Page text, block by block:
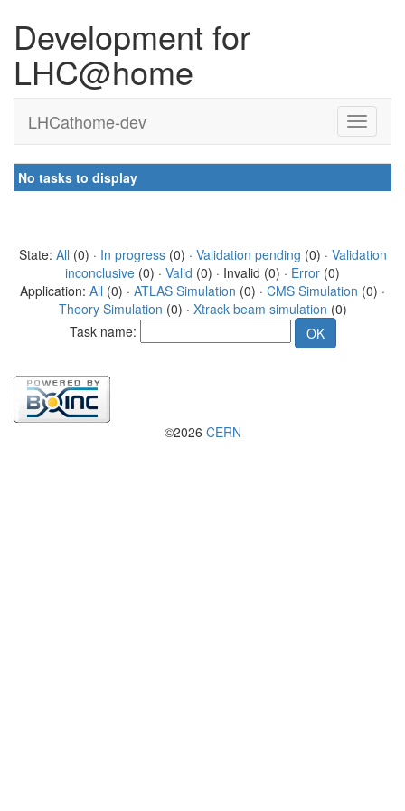
Development for
LHC@home
LHCathome-dev
No tasks to display
State: All (0) · In progress(0) · Validation pending (0) · Validation
inconclusive (0) · Valid (0) · Invalid (0) · Error (0)
Application: All (0) · ATLAS Simulation (0) · CMS Simulation (0) ·
Theory Simulation (0) · Xtrack beam simulation (0)
Task name:
©2026 CERN